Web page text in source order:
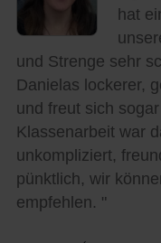
hat
und Strenge sehr
Danielas lockerer,
und freut sich
Klassenarbeit war
unkompliziert,
pünktlich, wir
empfehlen. "